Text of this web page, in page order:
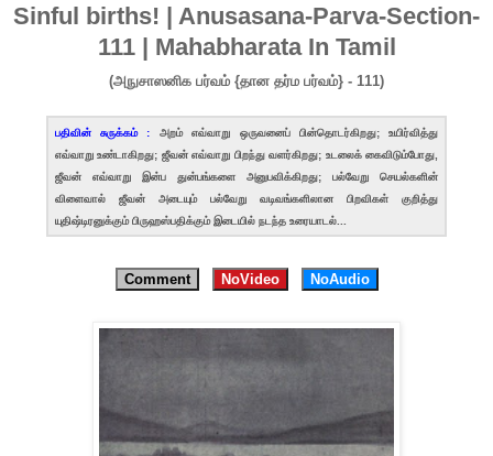
Sinful births! | Anusasana-Parva-Section-
111 | Mahabharata In Tamil
(அநுசாஸனிக பர்வம் {தான தர்ம பர்வம்} - 111)
பதிவின் சுருக்கம் : அறம் எவ்வாறு ஒருவனைப் பின்தொடர்கிறது; உயிர்வித்து
எவ்வாறு உண்டாகிறது; ஜீவன் எவ்வாறு பிறந்து வளர்கிறது; உடலைக் கைவிடும்போது,
ஜீவன் எவ்வாறு இன்ப துன்பங்களை அனுபவிக்கிறது; பல்வேறு செயல்களின்
விளைவால் ஜீவன் அடையும் பல்வேறு வடிவங்களிலான பிறவிகள் குறித்து
யுதிஷ்டிரனுக்கும் பிருஹஸ்பதிக்கும் இடையில் நடந்த உரையாடல்...
Comment NoVideo NoAudio